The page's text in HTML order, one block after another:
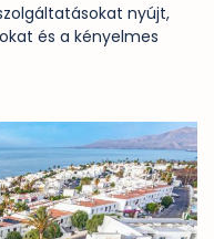
nyújt,
és a kényelmes